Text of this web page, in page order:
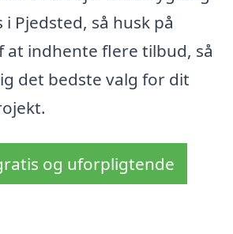
Pjedsted, så husk på
at indhente flere tilbud, så
det bedste valg for dit
og uforpligtende